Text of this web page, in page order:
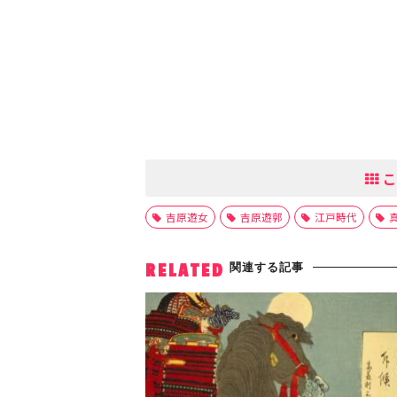
吉原遊女 吉原遊郭 江戸時代
RELATED 関連する記事